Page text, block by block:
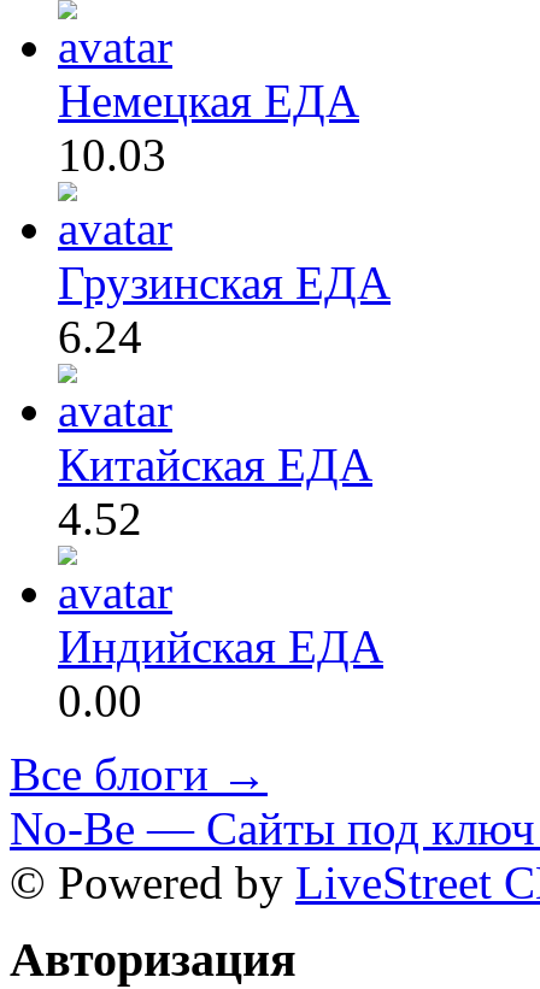
Немецкая ЕДА
10.03
Грузинская ЕДА
6.24
Китайская ЕДА
4.52
Индийская ЕДА
0.00
Все блоги →
No-Be — Сайты под ключ
© Powered by LiveStreet
Авторизация